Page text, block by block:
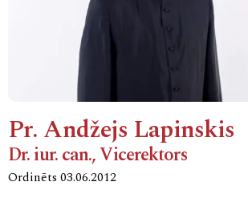
Pr. Andžejs Lapinskis
Dr. iur. can., Vicerektors
Ordinēts 03.06.2012